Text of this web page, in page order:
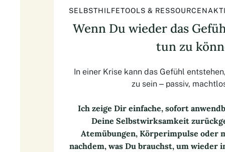
SELBSTHILFETOOLS &
Wenn Du wieder das
tun zu
In einer Krise kann das Gefühl
zu sein – passiv,
Ich zeige Dir einfache, sofort
Deine Selbstwirksamkeit
Atemübungen, Körperimpulse oder
nachdem, was Du brauchst, um wieder